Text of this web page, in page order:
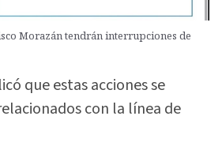
Morazán tendrán interrupciones de
que estas acciones se
con la línea de